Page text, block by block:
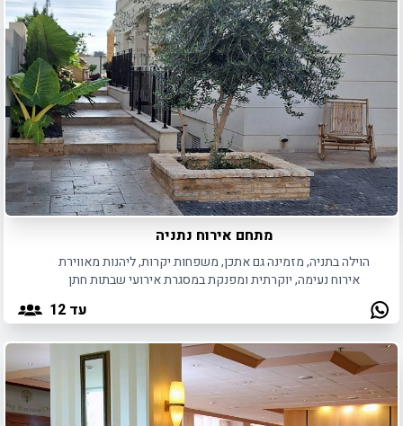
מתחם אירוח נתניה
הוילה בתניה, מזמינה גם אתכן, משפחות יקרות, ליהנות מאווירת
אירוח נעימה, יוקרתית ומפנקת במסגרת אירועי שבתות חתן
עד 12